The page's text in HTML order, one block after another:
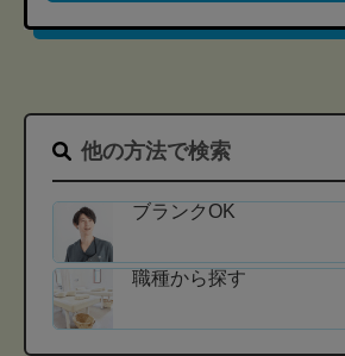
他の方法で検索
ブランクOK
職種から探す